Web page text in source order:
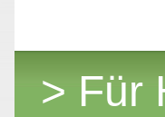
> Für